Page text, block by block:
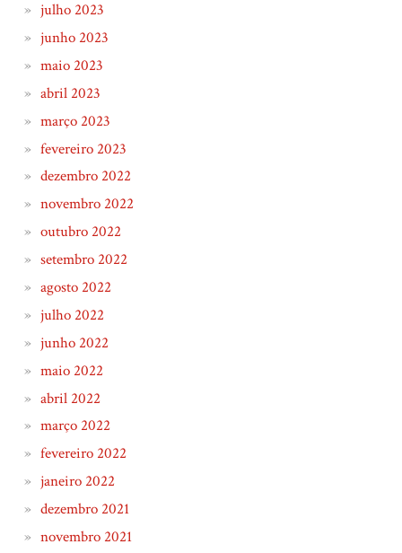
julho 2023
junho 2023
maio 2023
abril 2023
março 2023
fevereiro 2023
dezembro 2022
novembro 2022
outubro 2022
setembro 2022
agosto 2022
julho 2022
junho 2022
maio 2022
abril 2022
março 2022
fevereiro 2022
janeiro 2022
dezembro 2021
novembro 2021